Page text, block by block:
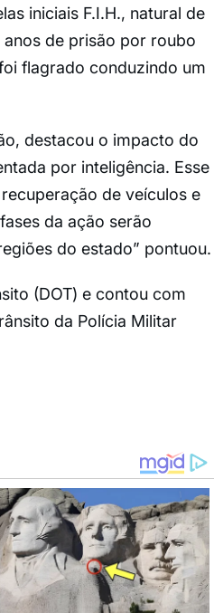
iniciais F.I.H., natural de
anos de prisão por roubo
flagrado conduzindo um
destacou o impacto do
por inteligência. Esse
de veículos e
da ação serão
do estado” pontuou.
(DOT) e contou com
da Polícia Militar